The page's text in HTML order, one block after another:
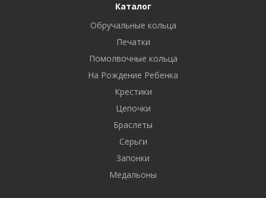
Каталог
Обручальные кольца
Печатки
Помолвочные кольца
На Рождение Ребенка
Крестики
Цепочки
Браслеты
Серьги
Запонки
Медальоны